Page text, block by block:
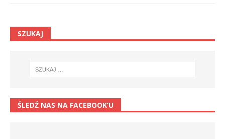
SZUKAJ
ŚLEDŹ NAS NA FACEBOOK’U